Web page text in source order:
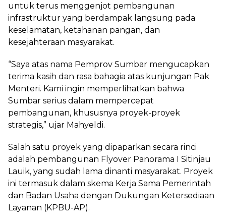
untuk terus menggenjot pembangunan
infrastruktur yang berdampak langsung pada
keselamatan, ketahanan pangan, dan
kesejahteraan masyarakat.
“Saya atas nama Pemprov Sumbar mengucapkan
terima kasih dan rasa bahagia atas kunjungan Pak
Menteri. Kami ingin memperlihatkan bahwa
Sumbar serius dalam mempercepat
pembangunan, khususnya proyek-proyek
strategis,” ujar Mahyeldi.
Salah satu proyek yang dipaparkan secara rinci
adalah pembangunan Flyover Panorama I Sitinjau
Lauik, yang sudah lama dinanti masyarakat. Proyek
ini termasuk dalam skema Kerja Sama Pemerintah
dan Badan Usaha dengan Dukungan Ketersediaan
Layanan (KPBU-AP).